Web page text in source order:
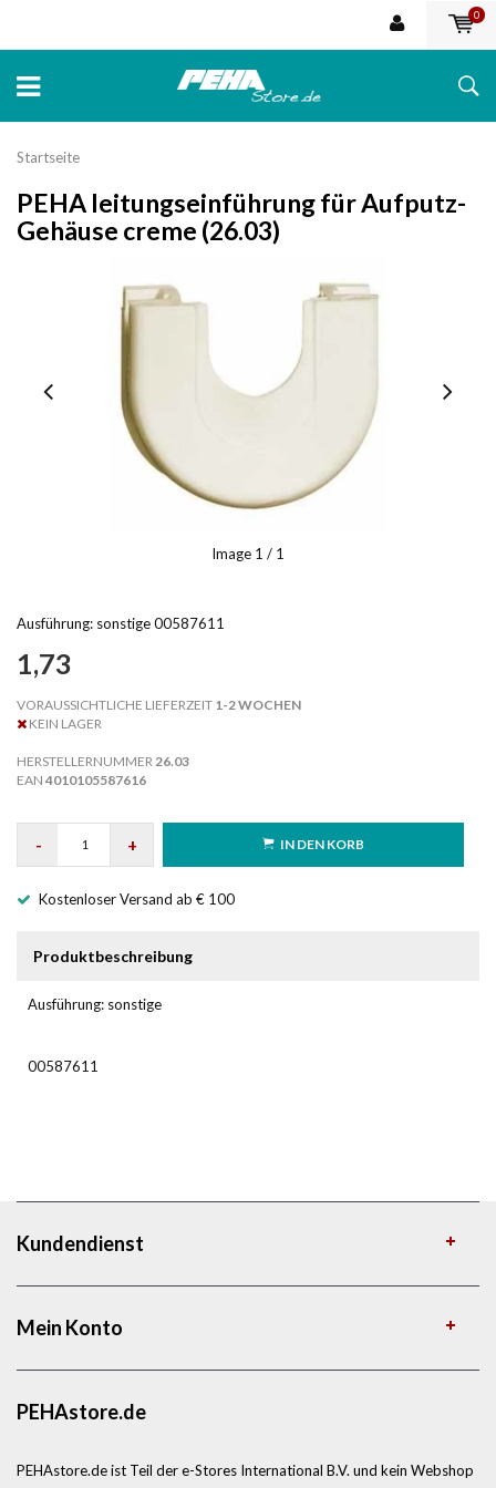
0
Startseite
PEHA leitungseinführung für Aufputz-
Gehäuse creme (26.03)
Image 1 / 1
Ausführung: sonstige 00587611
1,73
VORAUSSICHTLICHE LIEFERZEIT 1-2 WOCHEN
KEIN LAGER
HERSTELLERNUMMER 26.03
EAN 4010105587616
- + IN DEN KORB
Kostenloser Versand ab € 100
Produktbeschreibung
Ausführung: sonstige
00587611
Kundendienst
Mein Konto
PEHAstore.de
PEHAstore.de ist Teil der e-Stores International B.V. und kein Webshop